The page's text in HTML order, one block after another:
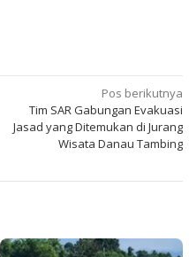
Pos berikutnya
Tim SAR Gabungan Evakuasi
Jasad yang Ditemukan di Jurang
Wisata Danau Tambing